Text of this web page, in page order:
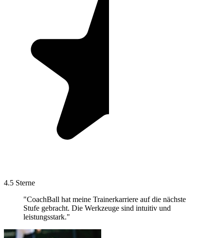
4.5 Sterne
"CoachBall hat meine Trainerkarriere auf die nächste
Stufe gebracht. Die Werkzeuge sind intuitiv und
leistungsstark."